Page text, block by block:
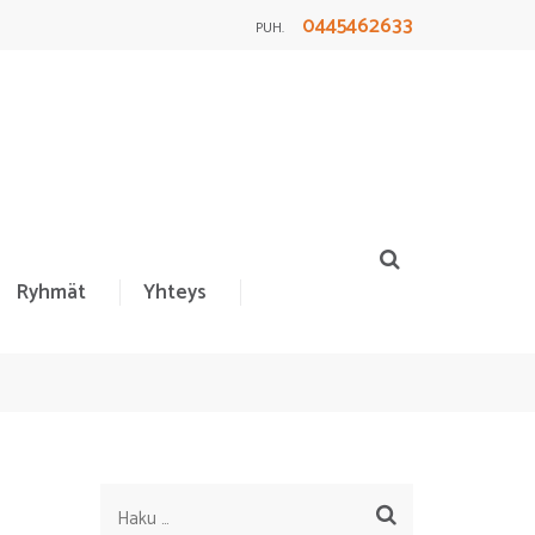
PUH. 0445462633
Ryhmät Yhteys
Haku: